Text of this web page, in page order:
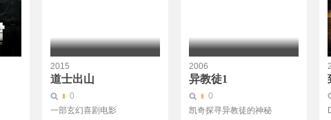
2015
道士出山
0
一部玄幻喜剧电影
2006
异教徒1
0
凯奇探寻异教徒的神秘